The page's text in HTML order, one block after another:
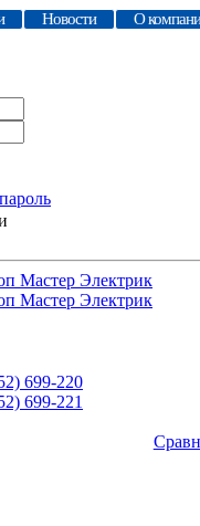
Новости О
699-220
699-221